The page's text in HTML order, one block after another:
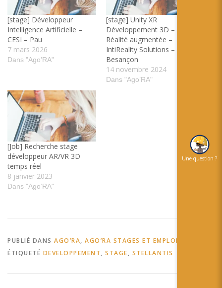
[stage] Développeur
Intelligence Artificielle –
CESI – Pau
7 mars 2026
Dans "Ago’RA"
[stage] Unity XR
Développement 3D –
Réalité augmentée –
IntiReality Solutions –
Besançon
14 novembre 2024
Dans "Ago’RA"
[Job] Recherche stage
développeur AR/VR 3D
temps réel
8 janvier 2023
Dans "Ago’RA"
PUBLIÉ DANS AGO’RA, AGO’RA STAGES ET EMPLOIS
ÉTIQUETÉ DEVELOPPEMENT, STAGE, STELLANTIS
Une question ?